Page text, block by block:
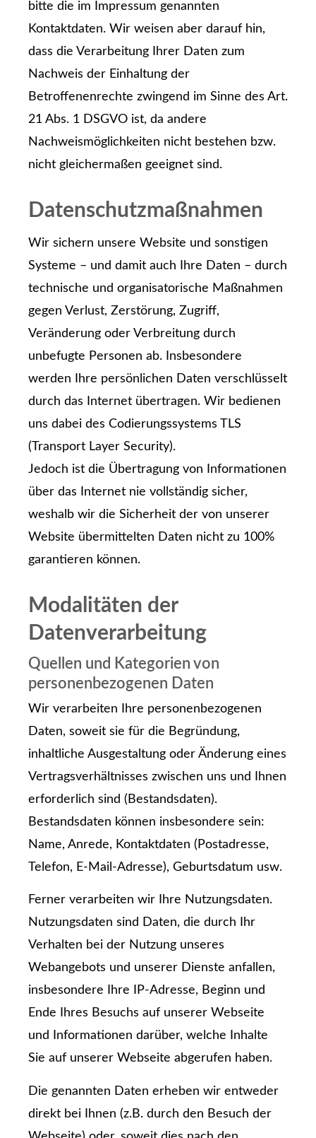
bitte die im Impressum genannten
Kontaktdaten. Wir weisen aber darauf hin,
dass die Verarbeitung Ihrer Daten zum
Nachweis der Einhaltung der
Betroffenenrechte zwingend im Sinne des Art.
21 Abs. 1 DSGVO ist, da andere
Nachweismöglichkeiten nicht bestehen bzw.
nicht gleichermaßen geeignet sind.
Datenschutzmaßnahmen
Wir sichern unsere Website und sonstigen
Systeme – und damit auch Ihre Daten – durch
technische und organisatorische Maßnahmen
gegen Verlust, Zerstörung, Zugriff,
Veränderung oder Verbreitung durch
unbefugte Per­sonen ab. Insbesondere
werden Ihre persönlichen Daten verschlüsselt
durch das Internet übertragen. Wir bedienen
uns dabei des Codierungssystems TLS
(Transport Layer Security).
Jedoch ist die Übertragung von Informationen
über das Internet nie vollständig sicher,
weshalb wir die Sicherheit der von unserer
Website übermittelten Daten nicht zu 100%
garantieren können.
Modalitäten der
Datenverarbeitung
Quellen und Kategorien von
personenbezogenen Daten
Wir verarbeiten Ihre personenbezogenen
Daten, soweit sie für die Begründung,
inhaltliche Ausgestaltung oder Änderung eines
Vertragsverhältnisses zwischen uns und Ihnen
erforderlich sind (Bestandsdaten).
Bestandsdaten können insbesondere sein:
Name, Anrede, Kontaktdaten (Postadresse,
Telefon, E-Mail-Adresse), Geburts­datum usw.
Ferner verarbeiten wir Ihre Nutzungsdaten.
Nutzungsdaten sind Daten, die durch Ihr
Verhalten bei der Nutzung unseres
Webangebots und unserer Dienste anfallen,
insbesondere Ihre IP-Adresse, Beginn und
Ende Ihres Besuchs auf unserer Webseite
und Informationen darüber, welche Inhalte
Sie auf unserer Webseite abgerufen haben.
Die genannten Daten erheben wir entweder
direkt bei Ihnen (z.B. durch den Besuch der